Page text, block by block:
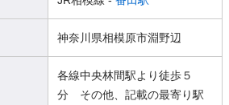
神奈川県相模原市淵野辺
各線中央林間駅より徒歩５
分 その他、記載の最寄り駅